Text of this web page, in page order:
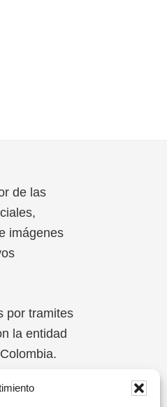
de las
imágenes
por tramites
la entidad